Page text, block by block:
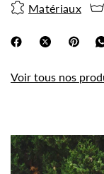
Matériaux
Voir tous nos